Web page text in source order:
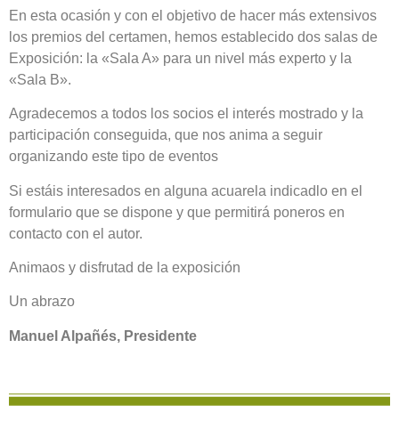
En esta ocasión y con el objetivo de hacer más extensivos
los premios del certamen, hemos establecido dos salas de
Exposición: la «Sala A» para un nivel más experto y la
«Sala B».
Agradecemos a todos los socios el interés mostrado y la
participación conseguida, que nos anima a seguir
organizando este tipo de eventos
Si estáis interesados en alguna acuarela indicadlo en el
formulario que se dispone y que permitirá poneros en
contacto con el autor.
Animaos y disfrutad de la exposición
Un abrazo
Manuel Alpañés, Presidente